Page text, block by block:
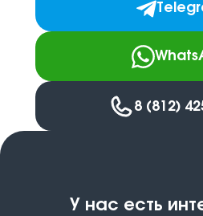
8 (812)
У нас есть